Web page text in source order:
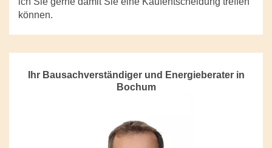
können.
Ihr Bausachverständiger und Energieberater in
Bochum